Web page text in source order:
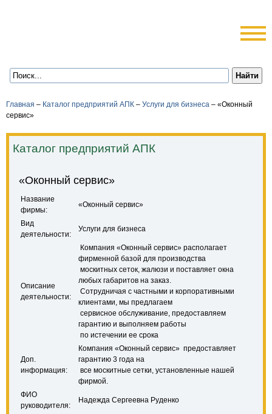
Главная – Каталог предприятий АПК – Услуги для бизнеса – «Оконный
сервис»
Каталог предприятий АПК
«Оконный сервис»
Название
фирмы:
«Оконный сервис»
Вид
деятельности:
Услуги для бизнеса
Описание
деятельности:
Компания «Оконный сервис» располагает
фирменной базой для производства
москитных сеток, жалюзи и поставляет окна
любых габаритов на заказ.
Сотрудничая с частными и корпоративными
клиентами, мы предлагаем
сервисное обслуживание, предоставляем
гарантию и выполняем работы
по истечении ее срока
Доп.
информация:
Компания «Оконный сервис» предоставляет
гарантию 3 года на
все москитные сетки, установленные нашей
фирмой.
ФИО
руководителя:
Надежда Сергеевна Руденко